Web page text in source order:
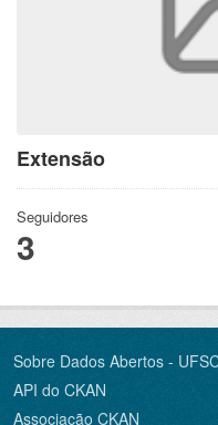
Extensão
Seguidores
3
Sobre Dados Abertos -
API do CKAN
Associação CKAN